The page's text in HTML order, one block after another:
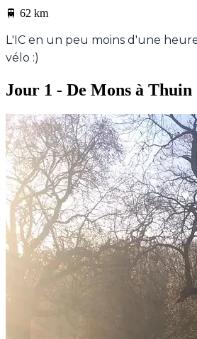
🚆 62 km
L'IC en un peu moins d'une
vélo :)
Jour 1 - De Mons à Thuin